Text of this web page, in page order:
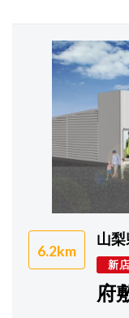
6.2km
山
新店
府